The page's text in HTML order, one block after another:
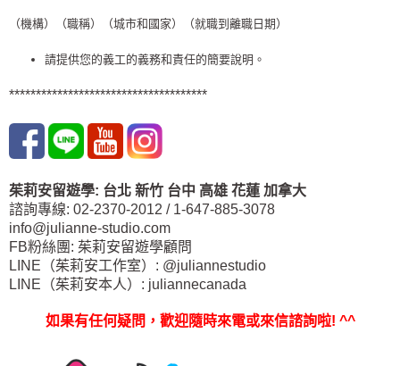
（機構）（職稱）（城市和國家）（就職到離職日期）
請提供您的義工的義務和責任的簡要說明。
*************************************
茱莉安留遊學: 台北 新竹 台中 高雄 花蓮 加拿大
諮詢專線: 02-2370-2012 / 1-647-885-3078
info@julianne-studio.com
FB粉絲團: 茱莉安留遊學顧問
LINE（茱莉安工作室）: @juliannestudio
LINE（茱莉安本人）: juliannecanada
如果有任何疑問，歡迎隨時來電或來信諮詢啦! ^^